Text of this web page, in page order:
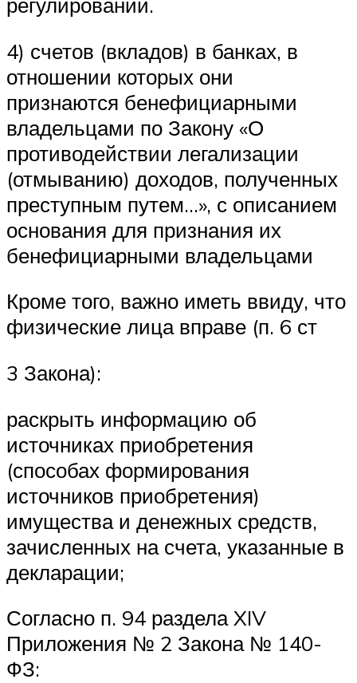
4) счетов (вкладов) в банках, в
отношении которых они
признаются бенефициарными
владельцами по Закону «О
противодействии легализации
(отмыванию) доходов, полученных
преступным путем…», с описанием
основания для признания их
бенефициарными владельцами
Кроме того, важно иметь ввиду, что
физические лица вправе (п. 6 ст
3 Закона):
раскрыть информацию об
источниках приобретения
(способах формирования
источников приобретения)
имущества и денежных средств,
зачисленных на счета, указанные в
декларации;
Согласно п. 94 раздела XIV
Приложения № 2 Закона № 140-
ФЗ: